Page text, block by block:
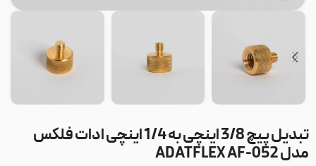
تبدیل پیچ 3/8 اینچی به 1/4 اینچی ادات فلکس
مدل ADATFLEX AF-052